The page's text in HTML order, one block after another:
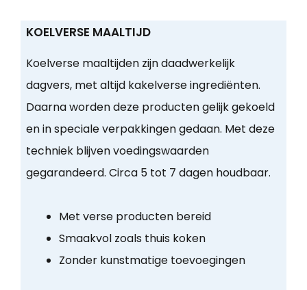
KOELVERSE MAALTIJD
Koelverse maaltijden zijn daadwerkelijk
dagvers, met altijd kakelverse ingrediënten.
Daarna worden deze producten gelijk gekoeld
en in speciale verpakkingen gedaan. Met deze
techniek blijven voedingswaarden
gegarandeerd. Circa 5 tot 7 dagen houdbaar.
Met verse producten bereid
Smaakvol zoals thuis koken
Zonder kunstmatige toevoegingen